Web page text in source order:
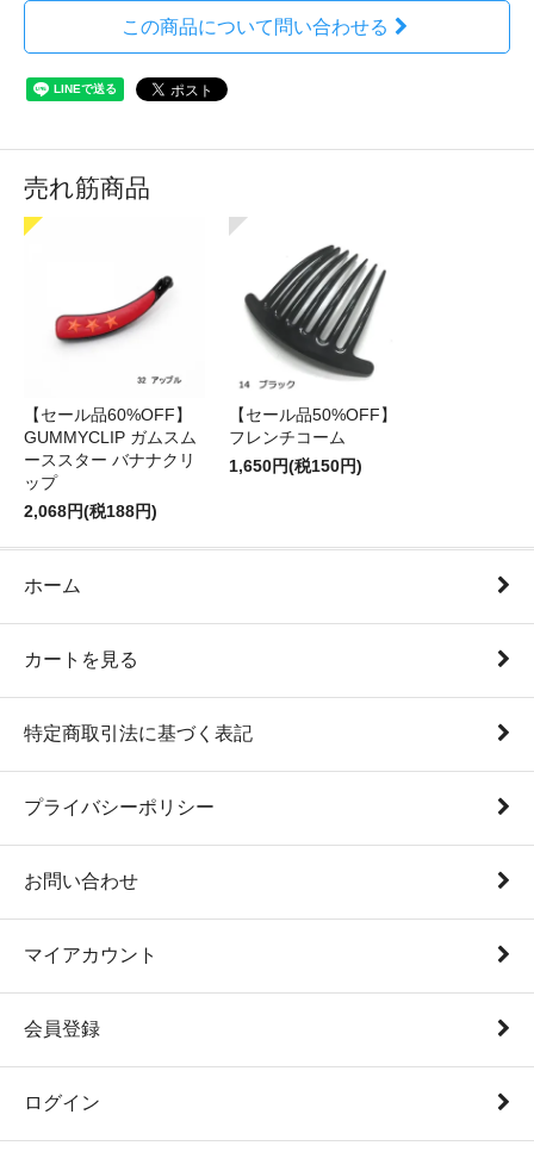
この商品について問い合わせる
売れ筋商品
【セール品60%OFF】
GUMMYCLIP ガムスム
ーススター バナナクリ
ップ
2,068円(税188円)
【セール品50%OFF】
フレンチコーム
1,650円(税150円)
ホーム
カートを見る
特定商取引法に基づく表記
プライバシーポリシー
お問い合わせ
マイアカウント
会員登録
ログイン